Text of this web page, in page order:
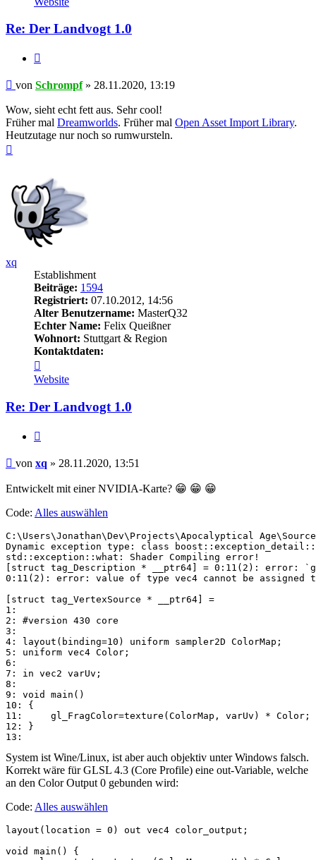
Schrompf
Re: Der Landvogt 1.0
Beitrag
von Schrompf» 28.11.2020, 13:19
Wow, sieht echt fett aus. Sehr cool!
Früher mal Dreamworlds. Früher mal Open Asset Import Library.
Heutzutage nur noch so rumwursteln.
xq
Establishment
Beiträge: 1594
Registriert: 07.10.2012, 14:56
Alter Benutzername: MasterQ32
Echter Name: Felix Queißner
Wohnort: Stuttgart & Region
Kontaktdaten:
von
xq
Website
Re: Der Landvogt 1.0
Beitrag
von xq » 28.11.2020, 13:51
Entwickelt mit einer NVIDIA-Karte? 😁 😁 😁
Code: Alles auswählen
C:\Users\Jonathan\Dev\Projects\Apocalyptical
Dynamic exception type: class
std::exception::what: Shader Compiling error!
[struct tag_Description * __ptr64] = 0:11(2): error:
0:11(2): error: value of type vec4 cannot be
[struct tag_VertexSource * __ptr64] =
1:
2: #version 430 core
3:
4: layout(binding=10) uniform sampler2D ColorMap;
5: uniform vec4 Color;
6:
7: in vec2 varUv;
8:
9: void main()
10: {
11:     gl_FragColor=texture(ColorMap, varUv) * Color;
12: }
System ist Wine/Linux, ist aber auch objektiv unter Windows falsch.
Korrekt wäre für GLSL 4.3 (Core Profile) eine out-Variable, welche
an den Color Output 0 gebunden wird:
Code: Alles auswählen
layout(location = 0) out vec4 color_output;
void main() {